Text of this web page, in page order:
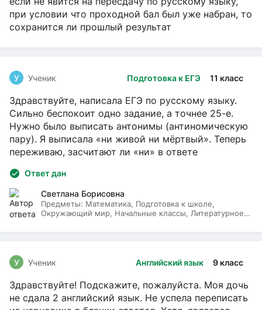
при условии что проходной бал был уже набран, то
сохранится ли прошлый результат
Подготовка к ЕГЭ 11 класс
У Ученик
Здравствуйте, написала ЕГЭ по русскому языку.
Сильно беспокоит одно задание, а точнее 25-е.
Нужно было выписать антонимы (антиномическую
пару). Я выписала «ни живой ни мёртвый». Теперь
переживаю, засчитают ли «ни» в ответе
Ответ дан
Светлана Борисовна
Предметы: Математика, Подготовка к школе,
Окружающий мир, Начальные классы, Литературное
Английский язык 9 класс
У Ученик
Здравствуйте! Подскажите, пожалуйста. Моя дочь
не сдала 2 английский язык. Не успела переписать